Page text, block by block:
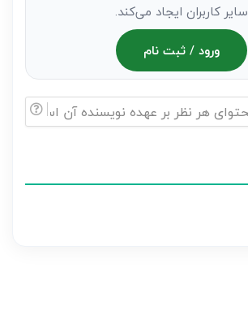
سایر کاربران ایجاد می‌کند.
ورود / ثبت نام